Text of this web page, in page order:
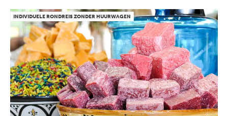
INDIVIDUELE RONDREIS ZONDER HUURWAGEN